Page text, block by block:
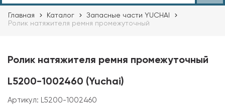
Главная Каталог
Запасные части YUCHAI
Ролик натяжителя ремня промежуточный
Ролик натяжителя ремня промежуточный
L5200-1002460 (Yuchai)
Артикул: L5200-1002460